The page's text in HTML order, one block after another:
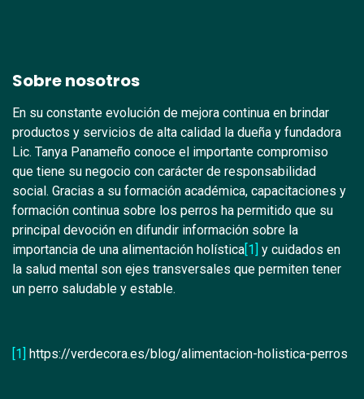
Sobre nosotros
En su constante evolución de mejora continua en brindar
productos y servicios de alta calidad la dueña y fundadora
Lic. Tanya Panameño conoce el importante compromiso
que tiene su negocio con carácter de responsabilidad
social. Gracias a su formación académica, capacitaciones y
formación continua sobre los perros ha permitido que su
principal devoción en difundir información sobre la
importancia de una alimentación holística[1] y cuidados en
la salud mental son ejes transversales que permiten tener
un perro saludable y estable.
[1] https://verdecora.es/blog/alimentacion-holistica-perros